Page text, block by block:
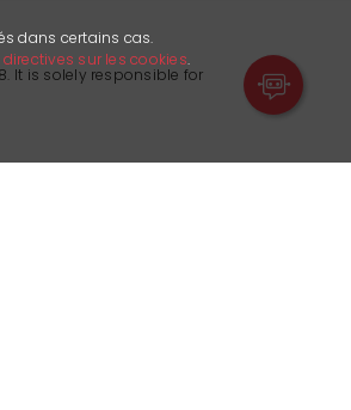
It is solely responsible for
dans certains cas.
directives sur les cookies.